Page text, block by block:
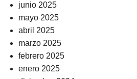
junio 2025
mayo 2025
abril 2025
marzo 2025
febrero 2025
enero 2025